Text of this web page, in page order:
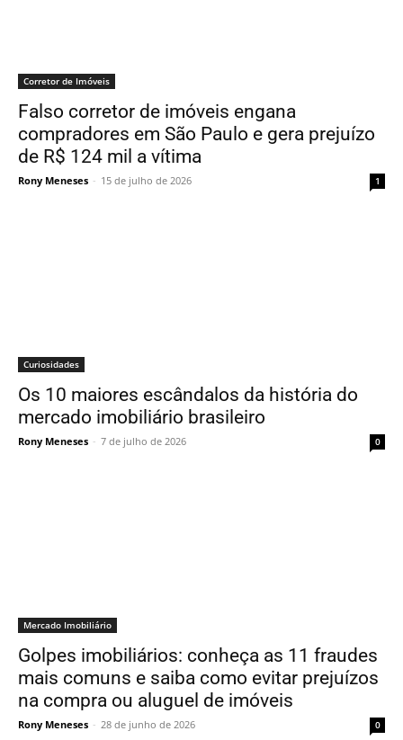
Corretor de Imóveis
Falso corretor de imóveis engana
compradores em São Paulo e gera prejuízo
de R$ 124 mil a vítima
Rony Meneses - 15 de julho de 2026 1
Curiosidades
Os 10 maiores escândalos da história do
mercado imobiliário brasileiro
Rony Meneses - 7 de julho de 2026 0
Mercado Imobiliário
Golpes imobiliários: conheça as 11 fraudes
mais comuns e saiba como evitar prejuízos
na compra ou aluguel de imóveis
Rony Meneses - 28 de junho de 2026 0